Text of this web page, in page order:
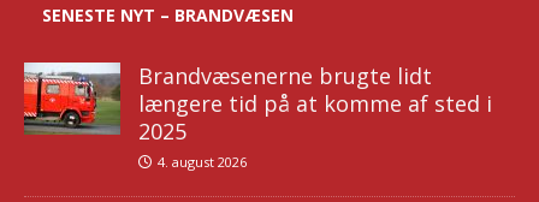
SENESTE NYT – BRANDVÆSEN
Brandvæsenerne brugte lidt
længere tid på at komme af sted i
2025
4. august 2026